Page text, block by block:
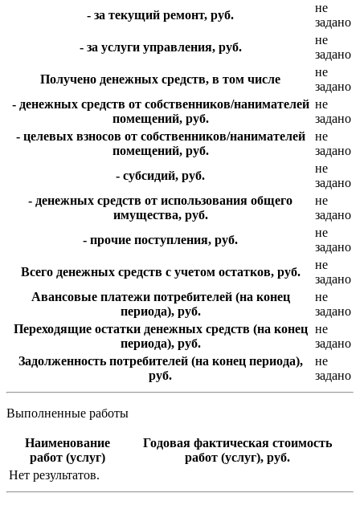
- за текущий ремонт, руб.
не
задано
- за услуги управления, руб.
не
задано
Получено денежных средств, в том числе
не
задано
- денежных средств от собственников/нанимателей
помещений, руб.
не
задано
- целевых взносов от собственников/нанимателей
помещений, руб.
не
задано
- субсидий, руб.
не
задано
- денежных средств от использования общего
имущества, руб.
не
задано
- прочие поступления, руб.
не
задано
Всего денежных средств с учетом остатков, руб.
не
задано
Авансовые платежи потребителей (на конец
периода), руб.
не
задано
Переходящие остатки денежных средств (на конец
периода), руб.
не
задано
Задолженность потребителей (на конец периода),
руб.
не
задано
Выполненные работы
Наименование
работ (услуг)
Годовая фактическая стоимость
работ (услуг), руб.
Нет результатов.